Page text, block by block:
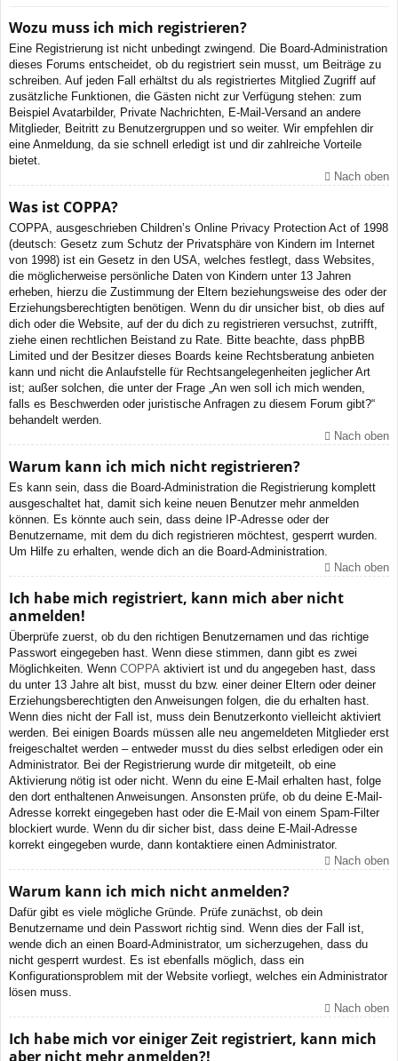
Wozu muss ich mich registrieren?
Eine Registrierung ist nicht unbedingt zwingend. Die Board-Administration
dieses Forums entscheidet, ob du registriert sein musst, um Beiträge zu
schreiben. Auf jeden Fall erhältst du als registriertes Mitglied Zugriff auf
zusätzliche Funktionen, die Gästen nicht zur Verfügung stehen: zum
Beispiel Avatarbilder, Private Nachrichten, E-Mail-Versand an andere
Mitglieder, Beitritt zu Benutzergruppen und so weiter. Wir empfehlen dir
eine Anmeldung, da sie schnell erledigt ist und dir zahlreiche Vorteile
bietet.
Nach oben
Was ist COPPA?
COPPA, ausgeschrieben Children’s Online Privacy Protection Act of 1998
(deutsch: Gesetz zum Schutz der Privatsphäre von Kindern im Internet
von 1998) ist ein Gesetz in den USA, welches festlegt, dass Websites,
die möglicherweise persönliche Daten von Kindern unter 13 Jahren
erheben, hierzu die Zustimmung der Eltern beziehungsweise des oder der
Erziehungsberechtigten benötigen. Wenn du dir unsicher bist, ob dies auf
dich oder die Website, auf der du dich zu registrieren versuchst, zutrifft,
ziehe einen rechtlichen Beistand zu Rate. Bitte beachte, dass phpBB
Limited und der Besitzer dieses Boards keine Rechtsberatung anbieten
kann und nicht die Anlaufstelle für Rechtsangelegenheiten jeglicher Art
ist; außer solchen, die unter der Frage „An wen soll ich mich wenden,
falls es Beschwerden oder juristische Anfragen zu diesem Forum gibt?“
behandelt werden.
Nach oben
Warum kann ich mich nicht registrieren?
Es kann sein, dass die Board-Administration die Registrierung komplett
ausgeschaltet hat, damit sich keine neuen Benutzer mehr anmelden
können. Es könnte auch sein, dass deine IP-Adresse oder der
Benutzername, mit dem du dich registrieren möchtest, gesperrt wurden.
Um Hilfe zu erhalten, wende dich an die Board-Administration.
Nach oben
Ich habe mich registriert, kann mich aber nicht
anmelden!
Überprüfe zuerst, ob du den richtigen Benutzernamen und das richtige
Passwort eingegeben hast. Wenn diese stimmen, dann gibt es zwei
Möglichkeiten. Wenn COPPA aktiviert ist und du angegeben hast, dass
du unter 13 Jahre alt bist, musst du bzw. einer deiner Eltern oder deiner
Erziehungsberechtigten den Anweisungen folgen, die du erhalten hast.
Wenn dies nicht der Fall ist, muss dein Benutzerkonto vielleicht aktiviert
werden. Bei einigen Boards müssen alle neu angemeldeten Mitglieder erst
freigeschaltet werden – entweder musst du dies selbst erledigen oder ein
Administrator. Bei der Registrierung wurde dir mitgeteilt, ob eine
Aktivierung nötig ist oder nicht. Wenn du eine E-Mail erhalten hast, folge
den dort enthaltenen Anweisungen. Ansonsten prüfe, ob du deine E-Mail-
Adresse korrekt eingegeben hast oder die E-Mail von einem Spam-Filter
blockiert wurde. Wenn du dir sicher bist, dass deine E-Mail-Adresse
korrekt eingegeben wurde, dann kontaktiere einen Administrator.
Nach oben
Warum kann ich mich nicht anmelden?
Dafür gibt es viele mögliche Gründe. Prüfe zunächst, ob dein
Benutzername und dein Passwort richtig sind. Wenn dies der Fall ist,
wende dich an einen Board-Administrator, um sicherzugehen, dass du
nicht gesperrt wurdest. Es ist ebenfalls möglich, dass ein
Konfigurationsproblem mit der Website vorliegt, welches ein Administrator
lösen muss.
Nach oben
Ich habe mich vor einiger Zeit registriert, kann mich
aber nicht mehr anmelden?!